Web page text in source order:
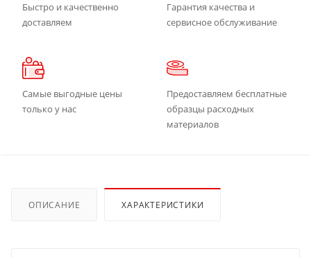
Быстро и качественно
доставляем
Гарантия качества и
сервисное обслуживание
Самые выгодные цены
только у нас
Предоставляем бесплатные
образцы расходных
материалов
ОПИСАНИЕ ХАРАКТЕРИСТИКИ